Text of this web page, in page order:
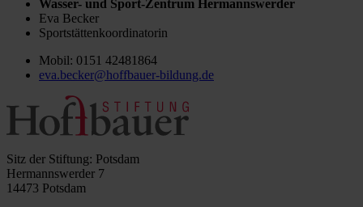
Wasser- und Sport-Zentrum Hermannswerder
Eva Becker
Sportstättenkoordinatorin
Mobil: 0151 42481864
eva.becker@hoffbauer-bildung.de
Sitz der Stiftung: Potsdam
Hermannswerder 7
14473 Potsdam